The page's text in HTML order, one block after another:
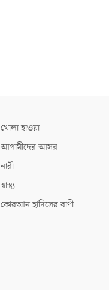
খোলা হাওয়া
আগামীদের আসর
নারী
স্বাস্থ্য
কোরআন হাদিসের বাণী